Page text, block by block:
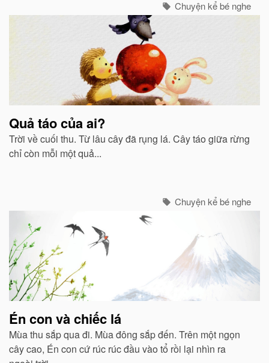
Chuyện kể bé nghe
Quả táo của ai?
Trời về cuối thu. Từ lâu cây đã rụng lá. Cây táo giữa rừng
chỉ còn mỗi một quả...
Chuyện kể bé nghe
Én con và chiếc lá
Mùa thu sắp qua đi. Mùa đông sắp đến. Trên một ngọn
cây cao, Én con cứ rúc rúc đầu vào tổ rồi lại nhìn ra